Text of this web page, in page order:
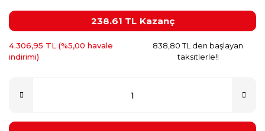
238.61 TL Kazanç
4.306,95 TL (%5,00 havale
indirimi)
838,80 TL den başlayan
taksitlerle!!